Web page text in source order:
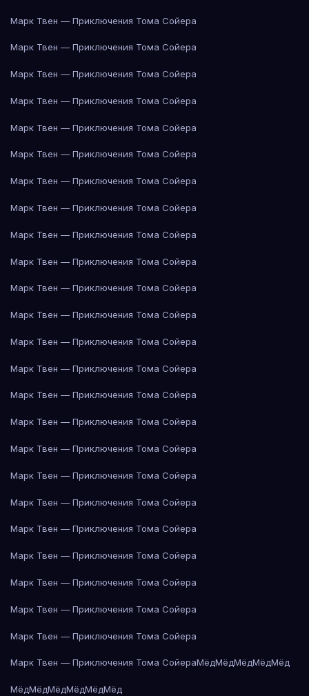
Марк Твен — Приключения Тома Сойера
Марк Твен — Приключения Тома Сойера
Марк Твен — Приключения Тома Сойера
Марк Твен — Приключения Тома Сойера
Марк Твен — Приключения Тома Сойера
Марк Твен — Приключения Тома Сойера
Марк Твен — Приключения Тома Сойера
Марк Твен — Приключения Тома Сойера
Марк Твен — Приключения Тома Сойера
Марк Твен — Приключения Тома Сойера
Марк Твен — Приключения Тома Сойера
Марк Твен — Приключения Тома Сойера
Марк Твен — Приключения Тома Сойера
Марк Твен — Приключения Тома Сойера
Марк Твен — Приключения Тома Сойера
Марк Твен — Приключения Тома Сойера
Марк Твен — Приключения Тома Сойера
Марк Твен — Приключения Тома Сойера
Марк Твен — Приключения Тома Сойера
Марк Твен — Приключения Тома Сойера
Марк Твен — Приключения Тома Сойера
Марк Твен — Приключения Тома Сойера
Марк Твен — Приключения Тома Сойера
Марк Твен — Приключения Тома Сойера
Марк Твен — Приключения Тома СойераМёдМёдМёдМёдМёд
МёдМёдМёдМёдМёдМёд